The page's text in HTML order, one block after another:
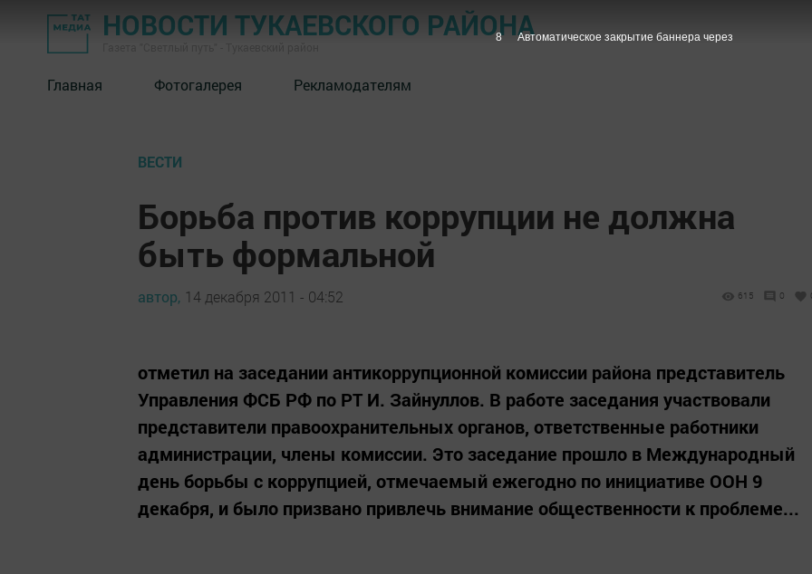
НОВОСТИ ТУКАЕВСКОГО РАЙОНА
Главная Фотогалерея Рекламодателям
ВЕСТИ
Борьба против коррупции не должна
быть формальной
автор, 14 декабря 2011 - 04:52 615 0
отметил на заседании антикоррупционной комиссии района представитель
Управления ФСБ РФ по РТ И. Зайнуллов. В работе заседания участвовали
представители правоохранительных органов, ответственные работники
администрации, члены комиссии. Это заседание прошло в Международный
день борьбы с коррупцией, отмечаемый ежегодно по инициативе ООН 9
декабря, и было призвано привлечь внимание общественности к проблеме...
7 Автоматическое закрытие баннера через